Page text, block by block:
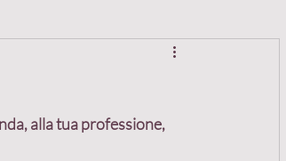
Testimonianze
alla tua professione,